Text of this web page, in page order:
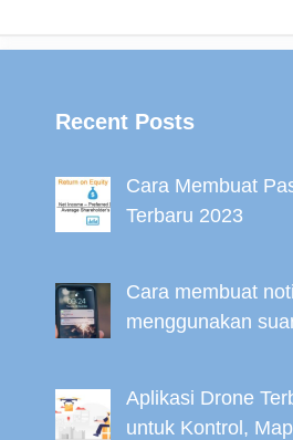
Recent Posts
Cara Membuat
Terbaru 2023
Cara membuat
menggunakan
Aplikasi Drone
untuk Kontrol,